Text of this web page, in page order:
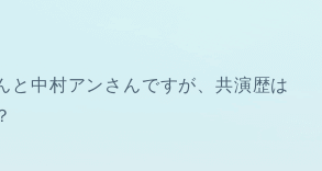
と中村アンさんですが、共演歴は